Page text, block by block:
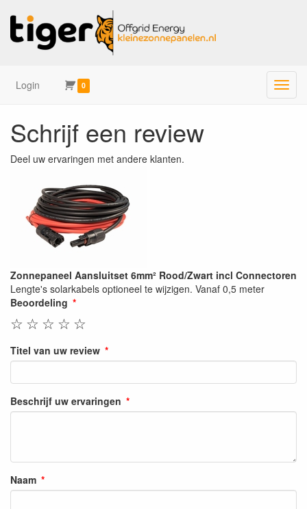
Login 0 Menu
Schrijf een review
Deel uw ervaringen met andere klanten.
Zonnepaneel Aansluitset 6mm² Rood/Zwart incl Connectoren
Lengte's solarkabels optioneel te wijzigen. Vanaf 0,5 meter
Beoordeling
☆
☆
☆
☆
☆
Titel van uw review
Beschrijf uw ervaringen
Naam